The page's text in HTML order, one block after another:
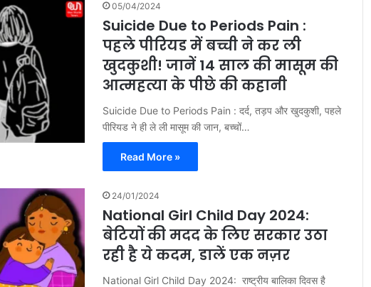
05/04/2024
Suicide Due to Periods Pain :
पहले पीरियड में बच्ची ने कर ली
खुदकुशी! जानें 14 साल की मासूम की
आत्महत्या के पीछे की कहानी
Suicide Due to Periods Pain : दर्द, तड़प और खुदकुशी, पहले
पीरियड ने ही ले ली मासूम की जान, बच्चों…
Read More »
24/01/2024
National Girl Child Day 2024:
बेटियों की मदद के लिए सरकार उठा
रही है ये कदम, डालें एक नज़र
National Girl Child Day 2024: राष्ट्रीय बालिका दिवस है